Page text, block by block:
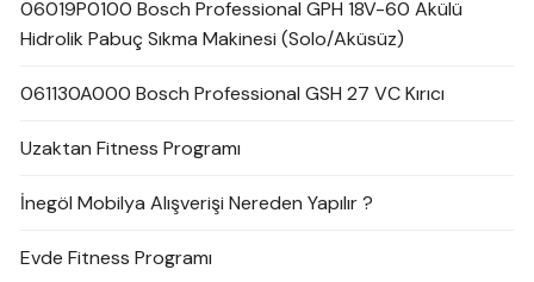
06019P0100 Bosch Professional GPH 18V-60 Akülü
Hidrolik Pabuç Sıkma Makinesi (Solo/Aküsüz)
061130A000 Bosch Professional GSH 27 VC Kırıcı
Uzaktan Fitness Programı
İnegöl Mobilya Alışverişi Nereden Yapılır ?
Evde Fitness Programı